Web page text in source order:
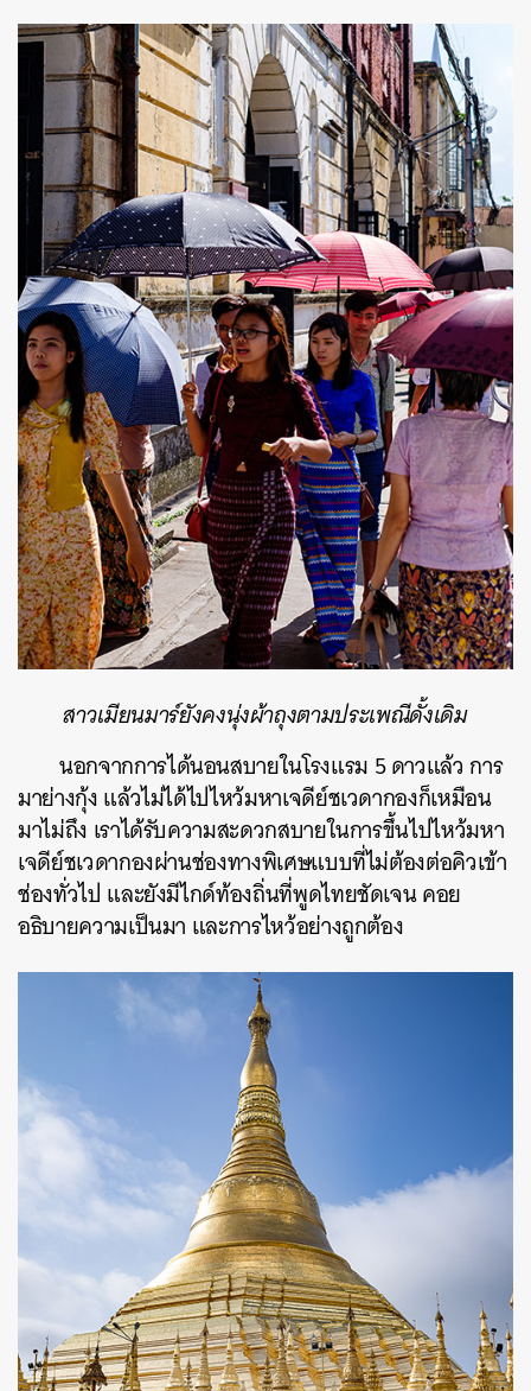
สาวเมียนมาร์ยังคงนุ่งผ้าถุงตามประเพณีดั้งเดิม
นอกจากการได้นอนสบายในโรงแรม 5 ดาวแล้ว การ
มาย่างกุ้ง แล้วไม่ได้ไปไหว้มหาเจดีย์ชเวดากองก็เหมือน
มาไม่ถึง เราได้รับความสะดวกสบายในการขึ้นไปไหว้มหา
เจดีย์ชเวดากองผ่านช่องทางพิเศษแบบที่ไม่ต้องต่อคิวเข้า
ช่องทั่วไป และยังมีไกด์ท้องถิ่นที่พูดไทยชัดเจน คอย
อธิบายความเป็นมา และการไหว้อย่างถูกต้อง
ค้นหา